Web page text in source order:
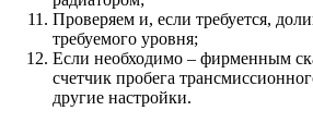
Проверяем и, если требуется,
требуемого уровня;
Если необходимо – фирменным
счетчик пробега
другие настройки.